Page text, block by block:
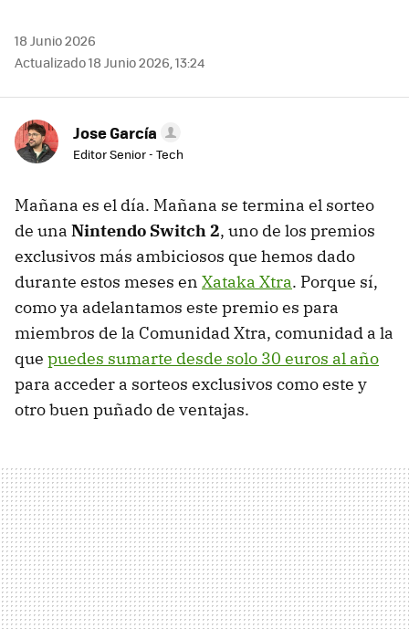
18 Junio 2026
Actualizado 18 Junio 2026, 13:24
Jose García
Editor Senior - Tech
Mañana es el día. Mañana se termina el sorteo
de una Nintendo Switch 2, uno de los premios
exclusivos más ambiciosos que hemos dado
durante estos meses en Xataka Xtra. Porque sí,
como ya adelantamos este premio es para
miembros de la Comunidad Xtra, comunidad a la
que puedes sumarte desde solo 30 euros al año
para acceder a sorteos exclusivos como este y
otro buen puñado de ventajas.